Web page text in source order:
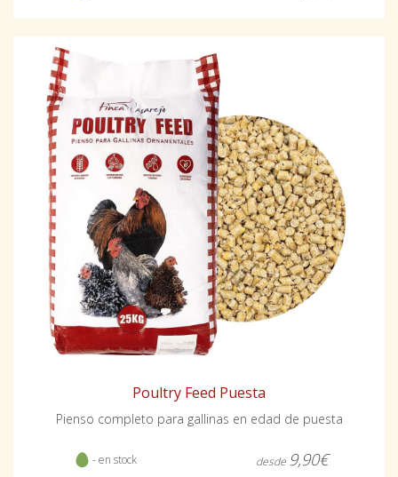
Poultry Feed Puesta
Pienso completo para gallinas en edad de puesta
- en stock desde 9,90€